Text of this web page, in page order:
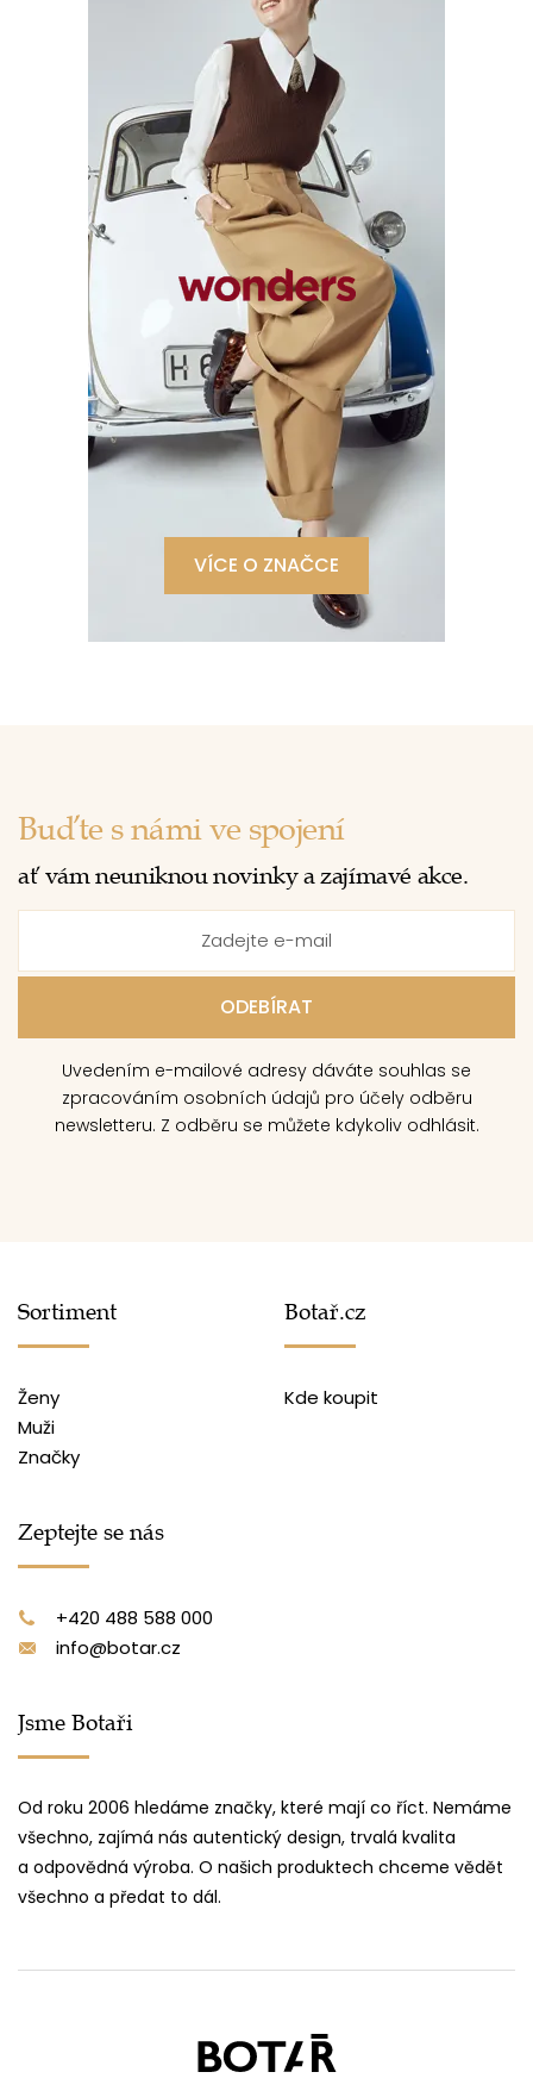
VÍCE O ZNAČCE
Buďte s námi ve spojení
ať vám neuniknou novinky a zajímavé akce.
Uvedením e-mailové adresy dáváte souhlas se
zpracováním osobních údajů pro účely odběru
newsletteru. Z odběru se můžete kdykoliv odhlásit.
Sortiment
Ženy
Muži
Značky
Botař.cz
Kde koupit
Zeptejte se nás
+420 488 588 000
info@botar.cz
Jsme Botaři
Od roku 2006 hledáme značky, které mají co říct. Nemáme
všechno, zajímá nás autentický design, trvalá kvalita
a odpovědná výroba. O našich produktech chceme vědět
všechno a předat to dál.